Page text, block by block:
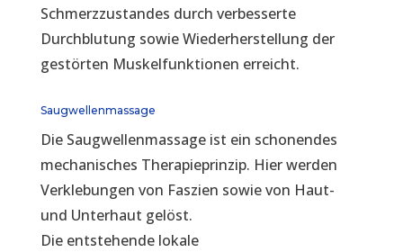
Schmerzzustandes durch verbesserte
Durchblutung sowie Wiederherstellung der
gestörten Muskelfunktionen erreicht.
Saugwellenmassage
Die Saugwellenmassage ist ein schonendes
mechanisches Therapieprinzip. Hier werden
Verklebungen von Faszien sowie von Haut-
und Unterhaut gelöst.
Die entstehende lokale